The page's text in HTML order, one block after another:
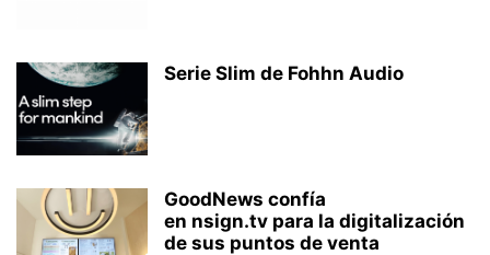
Serie Slim de Fohhn Audio
GoodNews confía
en nsign.tv para la digitalización
de sus puntos de venta